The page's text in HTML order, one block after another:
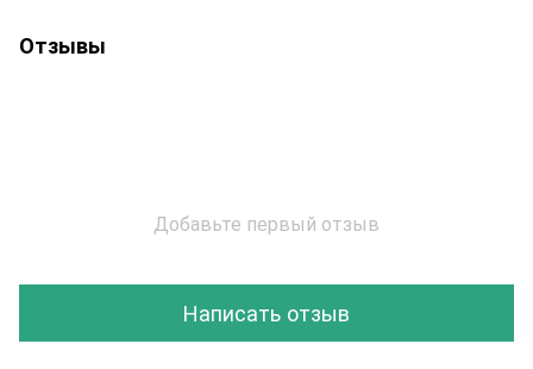
Отзывы
Добавьте первый отзыв
Написать отзыв